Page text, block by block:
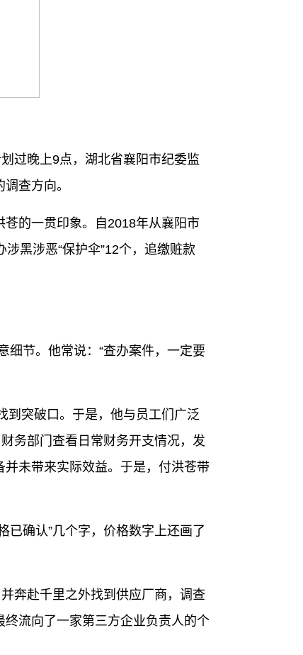
过晚上9点，湖北省襄阳市纪委监
查方向。
的一贯印象。自2018年从襄阳市
黑涉恶“保护伞”12个，追缴赃款
节。他常说：“查办案件，一定要
突破口。于是，他与员工们广泛
务部门查看日常财务开支情况，发
未带来实际效益。于是，付洪苍带
确认”几个字，价格数字上还画了
奔赴千里之外找到供应厂商，调查
流向了一家第三方企业负责人的个